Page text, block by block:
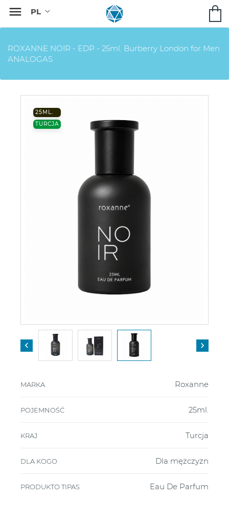

ROXANNE NOIR - EDP - 25ml. Burberry London for Men
ANALOGAS
25ML.
TURCJA
 
MARKA Roxanne
POJEMNOŚĆ 25ml.
KRAJ Turcja
DLA KOGO Dla mężczyzn
PRODUKTO TIPAS Eau De Parfum